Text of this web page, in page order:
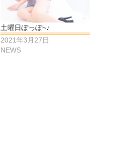
土曜日ぽっぽ~♪
2021年3月27日
NEWS